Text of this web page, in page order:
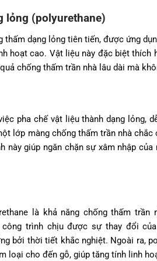
lỏng (polyurethane)
dạng lỏng tiên tiến, được ứng
hoạt cao. Vật liệu này đặc biệt
chống thấm trần nhà lâu dài mà
pha chế vật liệu thành dạng lỏng,
lớp màng chống thấm trần nhà
này giúp ngăn chặn sự xâm nhập
là khả năng chống thấm trần
công trình chịu được sự thay đổi
bởi thời tiết khắc nghiệt. Ngoài ra,
loại cho đến gỗ, giúp tăng tính linh